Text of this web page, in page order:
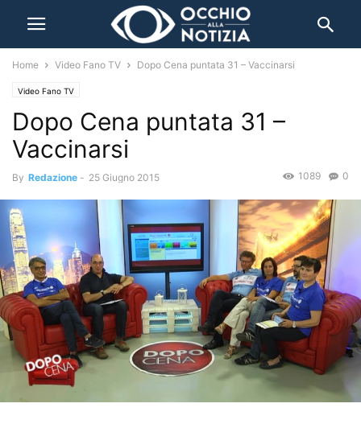
Home Video Fano TV Dopo Cena puntata 31 – Vaccinarsi
Video Fano TV
Dopo Cena puntata 31 –
Vaccinarsi
By Redazione - 25 Giugno 2015 0
1089